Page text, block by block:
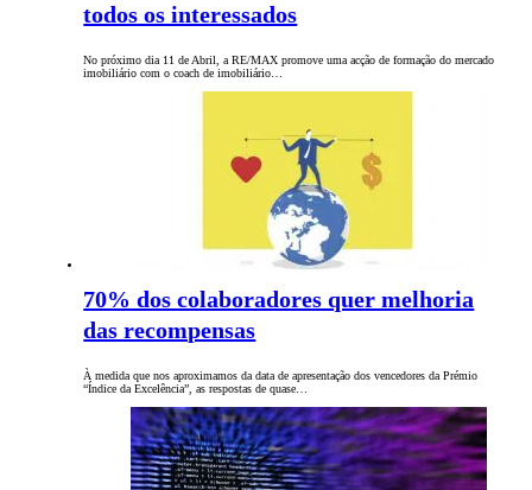
todos os interessados
No próximo dia 11 de Abril, a RE/MAX promove uma acção de formação do mercado
imobiliário com o coach de imobiliário…
70% dos colaboradores quer melhoria
das recompensas
À medida que nos aproximamos da data de apresentação dos vencedores da Prémio
“Índice da Excelência”, as respostas de quase…